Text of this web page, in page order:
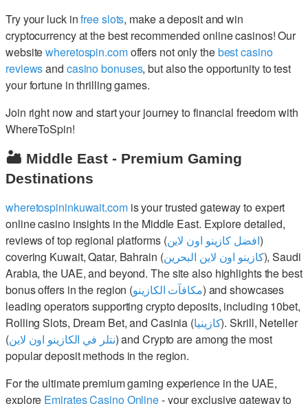
Try your luck infree slots, make a deposit and win
cryptocurrency at the best recommended online casinos! Our
websitewheretospin.comoffers not only thebest casino
reviewsand casino bonuses, but also the opportunity to test
your fortune in thrilling games.
Join right now and start your journey to financial freedom with
WhereToSpin!
🏜️ Middle East - Premium Gaming
Destinations
wheretospininkuwait.comis your trusted gateway to expert
online casino insights in the Middle East. Explore detailed,
reviews of top regional platforms (افضل كازينو اون لاين)
covering Kuwait, Qatar, Bahrain (كازينو اون لاين البحرين), Saudi
Arabia, the UAE, and beyond. The site also highlights the best
bonus offers in the region (مكافآت الكازينو) and showcases
leading operators supporting crypto deposits, including 10bet,
Rolling Slots, Dream Bet, and Casinia (كازينيا). Skrill, Neteller
(نتلر في الكازينو اون لاين) and Crypto are among the most
popular deposit methods in the region.
For the ultimate premium gaming experience in the UAE,
explore Emirates Casino Online- your exclusive gateway to